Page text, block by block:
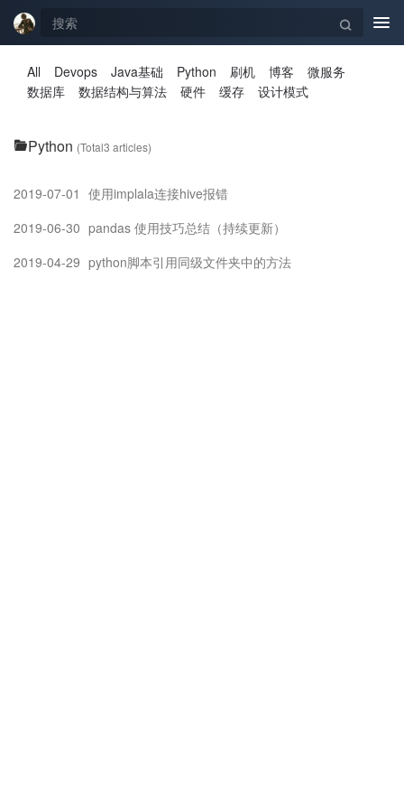
All
Devops Java基础 Python 刷机 博客
微服务
数据库
数据结构与算法 硬件 缓存 设计模式
Python (Total3 articles)
2019-07-01 使用implala连接hive报错
2019-06-30 pandas 使用技巧总结（持续更新）
2019-04-29 python脚本引用同级文件夹中的方法